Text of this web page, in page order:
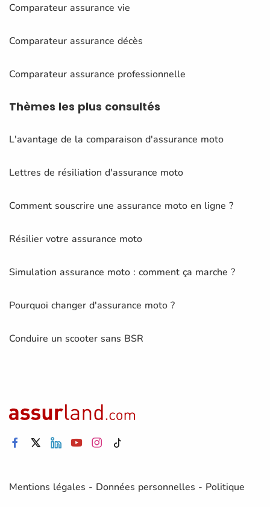
Comparateur assurance vie
Comparateur assurance décès
Comparateur assurance professionnelle
Thèmes les plus consultés
L'avantage de la comparaison d'assurance moto
Lettres de résiliation d'assurance moto
Comment souscrire une assurance moto en ligne ?
Résilier votre assurance moto
Simulation assurance moto : comment ça marche ?
Pourquoi changer d'assurance moto ?
Conduire un scooter sans BSR
Mentions légales - Données personnelles - Politique